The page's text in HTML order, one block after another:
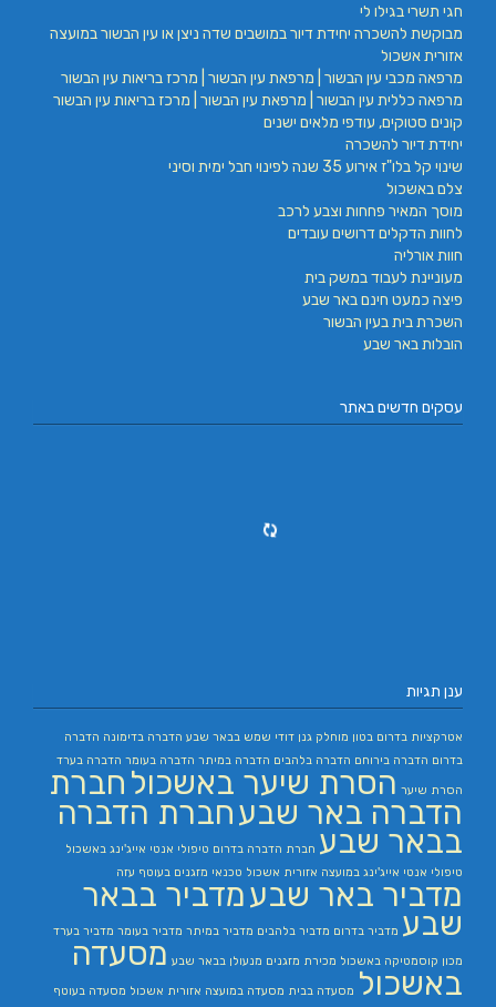
חגי תשרי בגילו לי
מבוקשת להשכרה יחידת דיור במושבים שדה ניצן או עין הבשור במועצה
אזורית אשכול
מרפאה מכבי עין הבשור | מרפאת עין הבשור | מרכז בריאות עין הבשור
מרפאה כללית עין הבשור | מרפאת עין הבשור | מרכז בריאות עין הבשור
קונים סטוקים, עודפי מלאים ישנים
יחידת דיור להשכרה
שינוי קל בלו"ז אירוע 35 שנה לפינוי חבל ימית וסיני
צלם באשכול
מוסך המאיר פחחות וצבע לרכב
לחוות הדקלים דרושים עובדים
חוות אורליה
מעוניינת לעבוד במשק בית
פיצה כמעט חינם באר שבע
השכרת בית בעין הבשור
הובלות באר שבע
עסקים חדשים באתר
ענן תגיות
אטרקציות בדרום בטון מוחלק גנן דודי שמש בבאר שבע הדברה בדימונה הדברה
בדרום הדברה בירוחם הדברה בלהבים הדברה במיתר הדברה בעומר הדברה בערד
הסרת שיער הסרת שיער באשכול חברת
הדברה באר שבעחברת הדברה
בבאר שבע חברת הדברה בדרום טיפולי אנטי אייג'ינג באשכול
טיפולי אנטי אייג'ינג במועצה אזורית אשכול טכנאי מזגנים בעוטף עזה
מדביר באר שבעמדביר בבאר
שבע מדביר בדרום מדביר בלהבים מדביר במיתר מדביר בעומר מדביר בערד
מכון קוסמטיקה באשכול מכירת מזגנים מנעולן בבאר שבע מסעדה
באשכול מסעדה בבית מסעדה במועצה אזורית אשכול מסעדה בעוטף